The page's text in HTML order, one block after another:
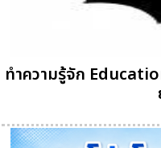
ทำความรู้จัก